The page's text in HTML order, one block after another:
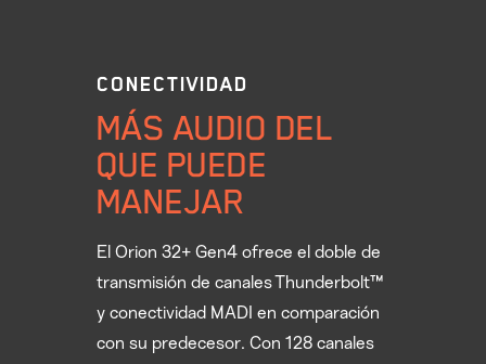
CONECTIVIDAD
MÁS AUDIO DEL
QUE PUEDE
MANEJAR
El Orion 32+ Gen4 ofrece el doble de
transmisión de canales Thunderbolt™
y conectividad MADI en comparación
con su predecesor. Con 128 canales